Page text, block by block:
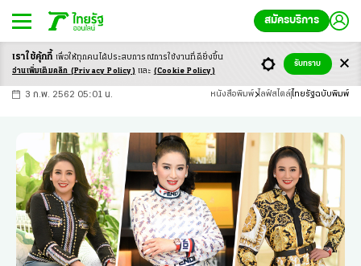
สมัครบริการ
-ก ก ก+
3 ก.พ. 2562 05:01 น. หนังสือพิมพ์ ไลฟ์สไตล์ ไทยรัฐฉบับพิมพ์
เราใช้คุ้กกี้ เพื่อให้ทุกคนได้ประสบการณ์การใช้งานที่ดียิ่งขึ้น
อ่านเพิ่มเติมคลิก (Privacy Policy) และ (Cookie Policy)
รับทราบ